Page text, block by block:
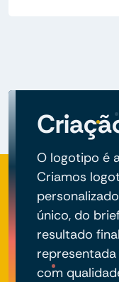
O logotipo é
Criamos
único, do
resultado
com